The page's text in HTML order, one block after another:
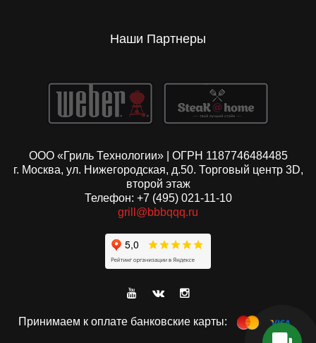
Наши Партнеры
ООО «Гриль Технологии» | ОГРН 1187746484485
г. Москва, ул. Нижегородская, д.50. Торговый центр 3D,
второй этаж
Телефон: +7 (495) 021-11-10
grill@bbbqqq.ru
Принимаем к оплате банковские карты: